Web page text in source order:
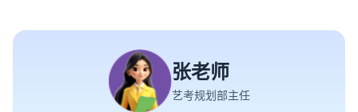
张老师
艺考规划部主任